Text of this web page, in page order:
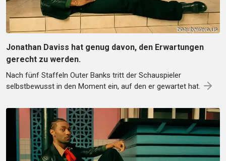
Jonathan Daviss hat genug davon, den Erwartungen
gerecht zu werden.
Nach fünf Staffeln Outer Banks tritt der Schauspieler
selbstbewusst in den Moment ein, auf den er gewartet hat.